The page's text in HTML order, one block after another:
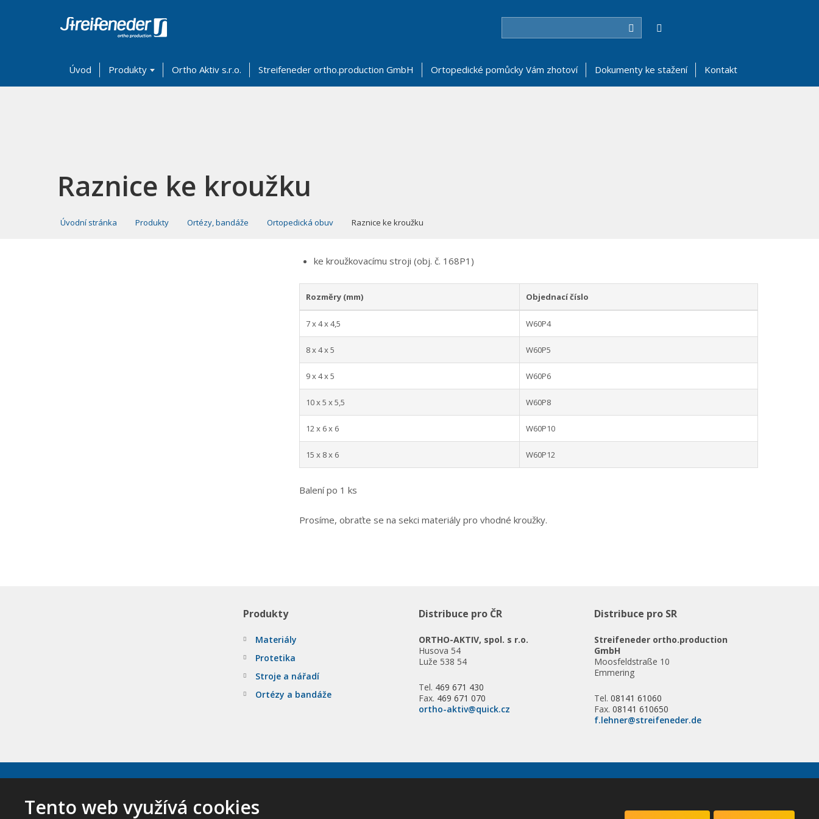
Hledat
Úvod Produkty Ortho Aktiv s.r.o. Streifeneder ortho.production GmbH Ortopedické pomůcky Vám zhotoví Dokumenty ke stažení Kontakt
Raznice ke kroužku
Úvodní stránka Produkty Ortézy, bandáže Ortopedická obuv Raznice ke kroužku
ke kroužkovacímu stroji (obj. č. 168P1)
Rozměry (mm) Objednací číslo
7 x 4 x 4,5 W60P4
8 x 4 x 5 W60P5
9 x 4 x 5 W60P6
10 x 5 x 5,5 W60P8
12 x 6 x 6 W60P10
15 x 8 x 6 W60P12
Balení po 1 ks
Prosíme, obraťte se na sekci materiály pro vhodné kroužky.
Produkty
Materiály
Protetika
Stroje a nářadí
Ortézy a bandáže
Distribuce pro ČR
ORTHO-AKTIV, spol. s r.o.
Husova 54
Luže 538 54
Tel. 469 671 430
Fax. 469 671 070
ortho-aktiv@quick.cz
Distribuce pro SR
Streifeneder ortho.production
GmbH
Moosfeldstraße 10
Emmering
Tel. 08141 61060
Fax. 08141 610650
f.lehner@streifeneder.de
© 2026, ORTHO-AKTIV, spol. s r.o. - všechna práva vyhrazena
Mapa stránek |Podmínky použití
Tento web využívá cookies